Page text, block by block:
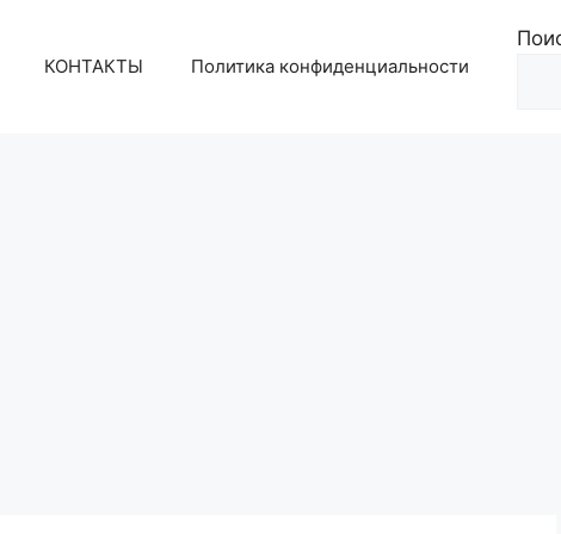
КОНТАКТЫ Политика конфиденциальности